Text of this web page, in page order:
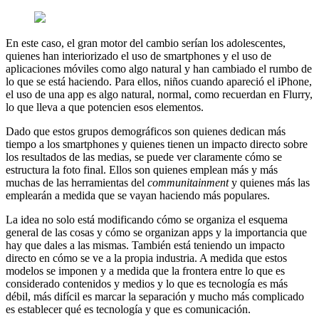
En este caso, el gran motor del cambio serían los adolescentes,
quienes han interiorizado el uso de smartphones y el uso de
aplicaciones móviles como algo natural y han cambiado el rumbo de
lo que se está haciendo. Para ellos, niños cuando apareció el iPhone,
el uso de una app es algo natural, normal, como recuerdan en Flurry,
lo que lleva a que potencien esos elementos.
Dado que estos grupos demográficos son quienes dedican más
tiempo a los smartphones y quienes tienen un impacto directo sobre
los resultados de las medias, se puede ver claramente cómo se
estructura la foto final. Ellos son quienes emplean más y más
muchas de las herramientas del communitainmenty quienes más las
emplearán a medida que se vayan haciendo más populares.
La idea no solo está modificando cómo se organiza el esquema
general de las cosas y cómo se organizan apps y la importancia que
hay que dales a las mismas. También está teniendo un impacto
directo en cómo se ve a la propia industria. A medida que estos
modelos se imponen y a medida que la frontera entre lo que es
considerado contenidos y medios y lo que es tecnología es más
débil, más difícil es marcar la separación y mucho más complicado
es establecer qué es tecnología y que es comunicación.